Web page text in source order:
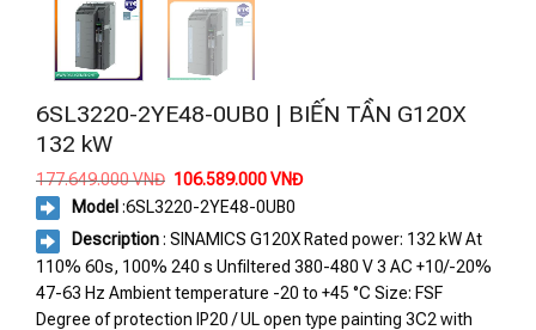
6SL3220-2YE48-0UB0 | BIẾN TẦN G120X
132 kW
177.649.000VNĐ Giá
là:
177.649.000 VNĐ.
106.589.000VNĐGiá
là:
106.589.000 VNĐ.
Model :6SL3220-2YE48-0UB0
Description: SINAMICS G120X Rated power: 132 kW At
110% 60s, 100% 240 s Unfiltered 380-480 V 3 AC +10/-20%
47-63 Hz Ambient temperature -20 to +45 °C Size: FSF
Degree of protection IP20 / UL open type painting 3C2 with